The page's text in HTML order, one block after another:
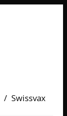
/ Swissvax